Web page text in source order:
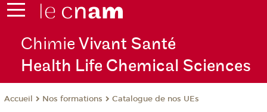
Chimie Vivant Santé
Health Life Chemical Sciences
Accueil Nos formations Catalogue de nos UEs